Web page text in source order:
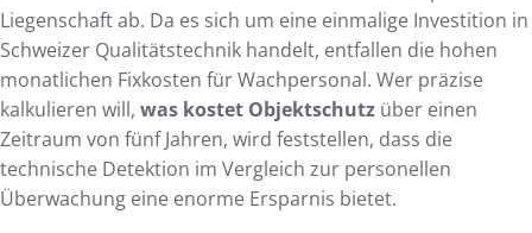
Liegenschaft ab. Da es sich um eine einmalige Investition in
Schweizer Qualitätstechnik handelt, entfallen die hohen
monatlichen Fixkosten für Wachpersonal. Wer präzise
kalkulieren will, was kostet Objektschutz über einen
Zeitraum von fünf Jahren, wird feststellen, dass die
technische Detektion im Vergleich zur personellen
Überwachung eine enorme Ersparnis bietet.